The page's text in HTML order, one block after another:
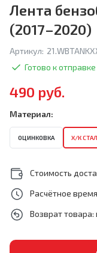
Лента
(2017–2020)
Артикул:
Готово к отправке
490 руб.
Материал:
ОЦИНКОВКА Х/К
Стоимость
Расчётное
Возврат товара: